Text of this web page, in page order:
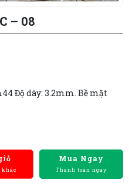
– 08
Độ dày: 3.2mm. Bề mặt
khác
Mua Ngay
Thanh toán ngay